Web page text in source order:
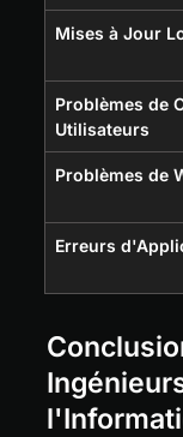
Mises à Jour
Problèmes de
Utilisateurs
Problèmes de
Erreurs